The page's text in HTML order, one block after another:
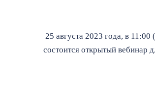
25 августа 2023 года, в 11:00
состоится открытый вебинар